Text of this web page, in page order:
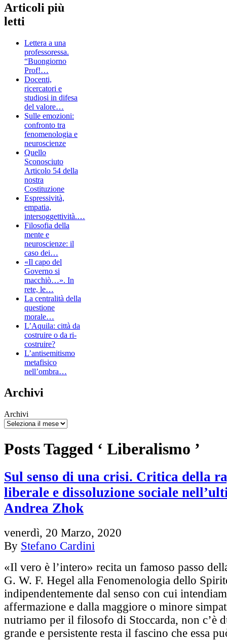
Articoli più
letti
Lettera a una
professoressa.
“Buongiorno
Prof!…
Docenti,
ricercatori e
studiosi in difesa
del valore…
Sulle emozioni:
confronto tra
fenomenologia e
neuroscienze
Quello
Sconosciuto
Articolo 54 della
nostra
Costituzione
Espressività,
empatia,
intersoggettività.…
Filosofia della
mente e
neuroscienze: il
caso dei…
«Il capo del
Governo si
macchiò…». In
rete, le…
La centralità della
questione
morale…
L’Aquila: città da
costruire o da ri-
costruire?
L’antisemitismo
metafisico
nell’ombra…
Archivi
Archivi
Posts Tagged ‘ Liberalismo ’
Sul senso di una crisi. Critica della
liberale e dissoluzione sociale
Andrea Zhok
venerdì, 20 Marzo, 2020
By Stefano Cardini
«Il vero è l’intero» recita un famoso passo
G. W. F. Hegel alla Fenomenologia dello
indipendentemente dal senso con cui
affermazione e dalla maggiore o minore
nutriamo per il filosofo di Stoccarda, non c’è
grande e persistente resta il fascino che essa